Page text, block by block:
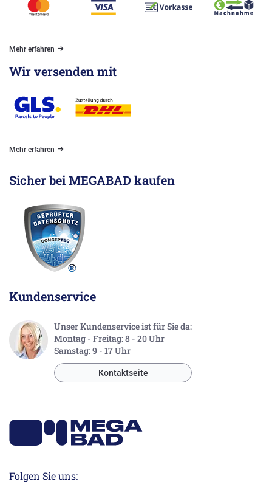
Mehr erfahren
Wir versenden mit
Mehr erfahren
Sicher bei MEGABAD kaufen
Kundenservice
Unser Kundenservice ist für Sie da:
Montag - Freitag: 8 - 20 Uhr
Samstag: 9 - 17 Uhr
Kontaktseite
Folgen Sie uns: